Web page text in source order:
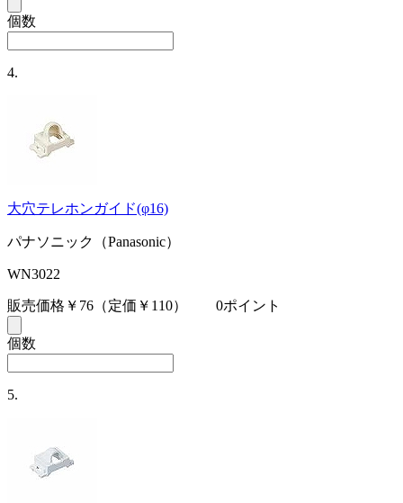
個数
4.
大穴テレホンガイド(φ16)
パナソニック（Panasonic）
WN3022
販売価格￥76 （定価￥110） 0ポイント
個数
5.